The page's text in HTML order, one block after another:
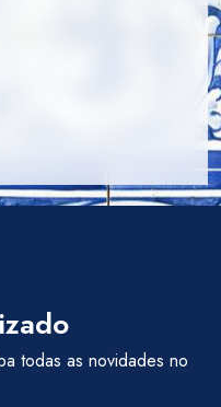
todas as novidades no